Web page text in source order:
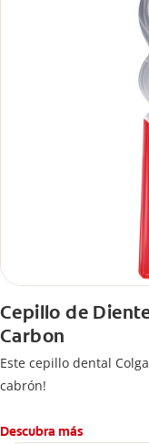
Cepillo de
Carbon
Este cepillo dental
cabrón!
Descubra más